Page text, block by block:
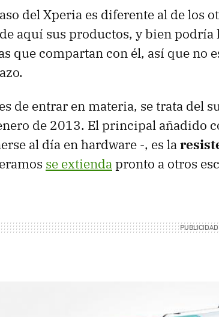
del Xperia es diferente al de los
aquí sus productos, y bien
que compartan con él, así que no
de entrar en materia, se trata del
de 2013. El principal añadido
al día en hardware -, es la
se extiendapronto a otros